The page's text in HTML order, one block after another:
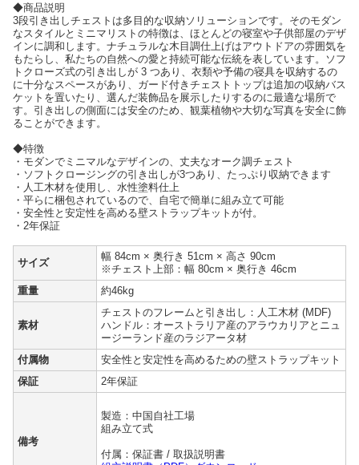
◆商品説明
3段引き出しチェストは多目的な収納ソリューションです。そのモダン
なスタイルとミニマリストの特徴は、ほとんどの寝室や子供部屋のデザ
インに調和します。ナチュラルな木目調仕上げはアウトドアの雰囲気を
もたらし、私たちの自然への愛と持続可能な伝統を表しています。ソフ
トクローズ式の引き出しが 3 つあり、衣類や予備の寝具を収納するの
に十分なスペースがあり、ガード付きチェストトップは追加の収納バス
ケットを置いたり、選んだ装飾品を展示したりするのに最適な場所で
す。引き出しの側面には安全のため、観葉植物や大切な写真を安全に飾
ることができます。
◆特徴
・モダンでミニマルなデザインの、丈夫なオーク調チェスト
・ソフトクロージングの引き出しが3つあり、たっぷり収納できます
・人工木材を使用し、水性塗料仕上
・平らに梱包されているので、自宅で簡単に組み立て可能
・安全性と安定性を高める壁ストラップキットが付。
・2年保証
サイズ
幅 84cm × 奥行き 51cm × 高さ 90cm
※チェスト上部：幅 80cm × 奥行き 46cm
重量
約46kg
素材
チェストのフレームと引き出し：人工木材 (MDF)
ハンドル：オーストラリア産のアラウカリアとニュ
ージーランド産のラジアータ材
付属物
安全性と安定性を高めるための壁ストラップキット
保証
2年保証
備考
製造：中国自社工場
組み立て式
付属：保証書 / 取扱説明書